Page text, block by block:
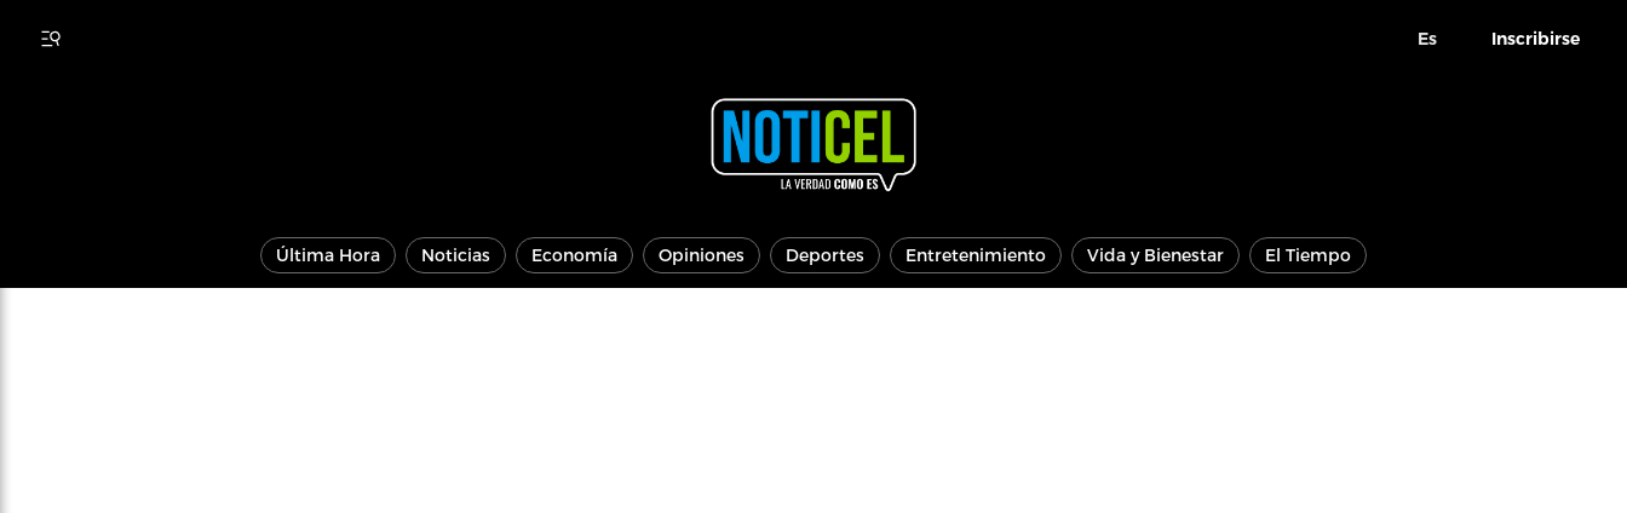
Es Inscribirse
Última Hora Noticias Economía Opiniones Deportes Entretenimiento Vida y Bienestar El Tiempo